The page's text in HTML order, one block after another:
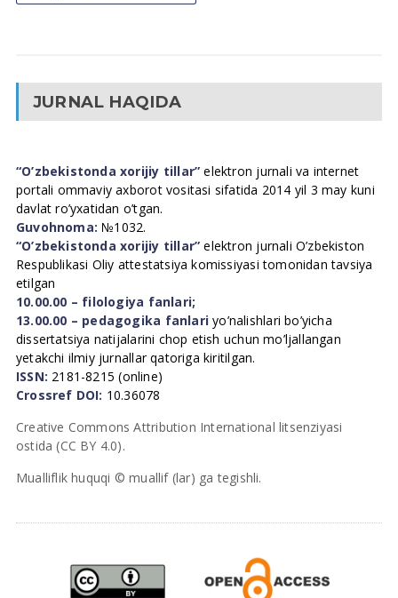
JURNAL HAQIDA
“O’zbekistonda xorijiy tillar” elektron jurnali va internet
portali ommaviy axborot vositasi sifatida 2014 yil 3 may kuni
davlat ro’yxatidan o’tgan.
Guvohnoma: №1032.
“O’zbekistonda xorijiy tillar” elektron jurnali O’zbekiston
Respublikasi Oliy attestatsiya komissiyasi tomonidan tavsiya
etilgan
10.00.00 – filologiya fanlari;
13.00.00 – pedagogika fanlari yo’nalishlari bo’yicha
dissertatsiya natijalarini chop etish uchun mo’ljallangan
yetakchi ilmiy jurnallar qatoriga kiritilgan.
ISSN: 2181-8215 (online)
Crossref DOI: 10.36078
Creative Commons Attribution International litsenziyasi
ostida (CC BY 4.0).
Mualliflik huquqi © muallif (lar) ga tegishli.